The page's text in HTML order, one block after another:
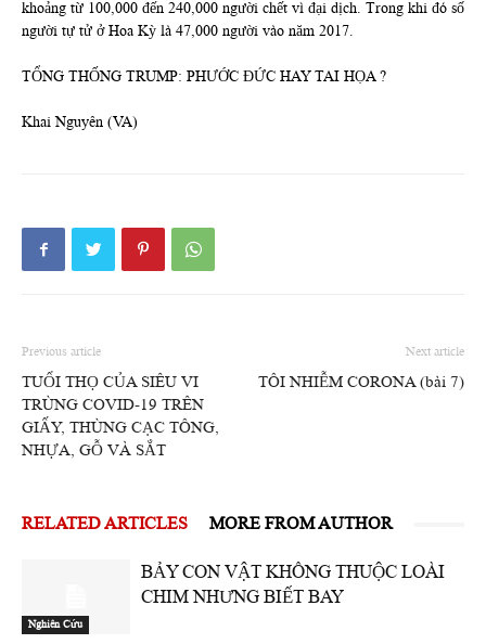
khoảng từ 100,000 đến 240,000 người chết vì đại dịch. Trong khi đó số
người tự tử ở Hoa Kỳ là 47,000 người vào năm 2017.
TỔNG THỐNG TRUMP: PHƯỚC ĐỨC HAY TAI HỌA ?
Khai Nguyên (VA)
Previous article
TUỔI THỌ CỦA SIÊU VI
TRÙNG COVID-19 TRÊN
GIẤY, THÙNG CẠC TÔNG,
NHỰA, GỖ VÀ SẮT
Next article
TÔI NHIỄM CORONA (bài 7)
RELATED ARTICLES MORE FROM AUTHOR
Nghiên Cứu
BẢY CON VẬT KHÔNG THUỘC LOÀI
CHIM NHƯNG BIẾT BAY